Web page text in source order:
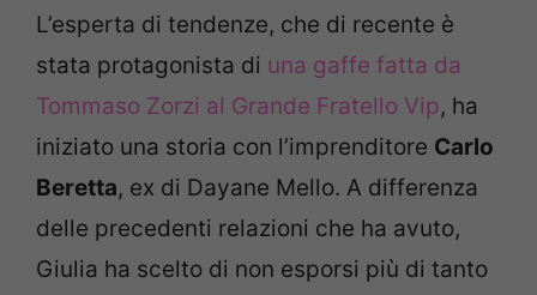
L’esperta di tendenze, che di recente è
stata protagonista di una gaffe fatta da
Tommaso Zorzi al Grande Fratello Vip, ha
iniziato una storia con l’imprenditore Carlo
Beretta, ex di Dayane Mello. A differenza
delle precedenti relazioni che ha avuto,
Giulia ha scelto di non esporsi più di tanto